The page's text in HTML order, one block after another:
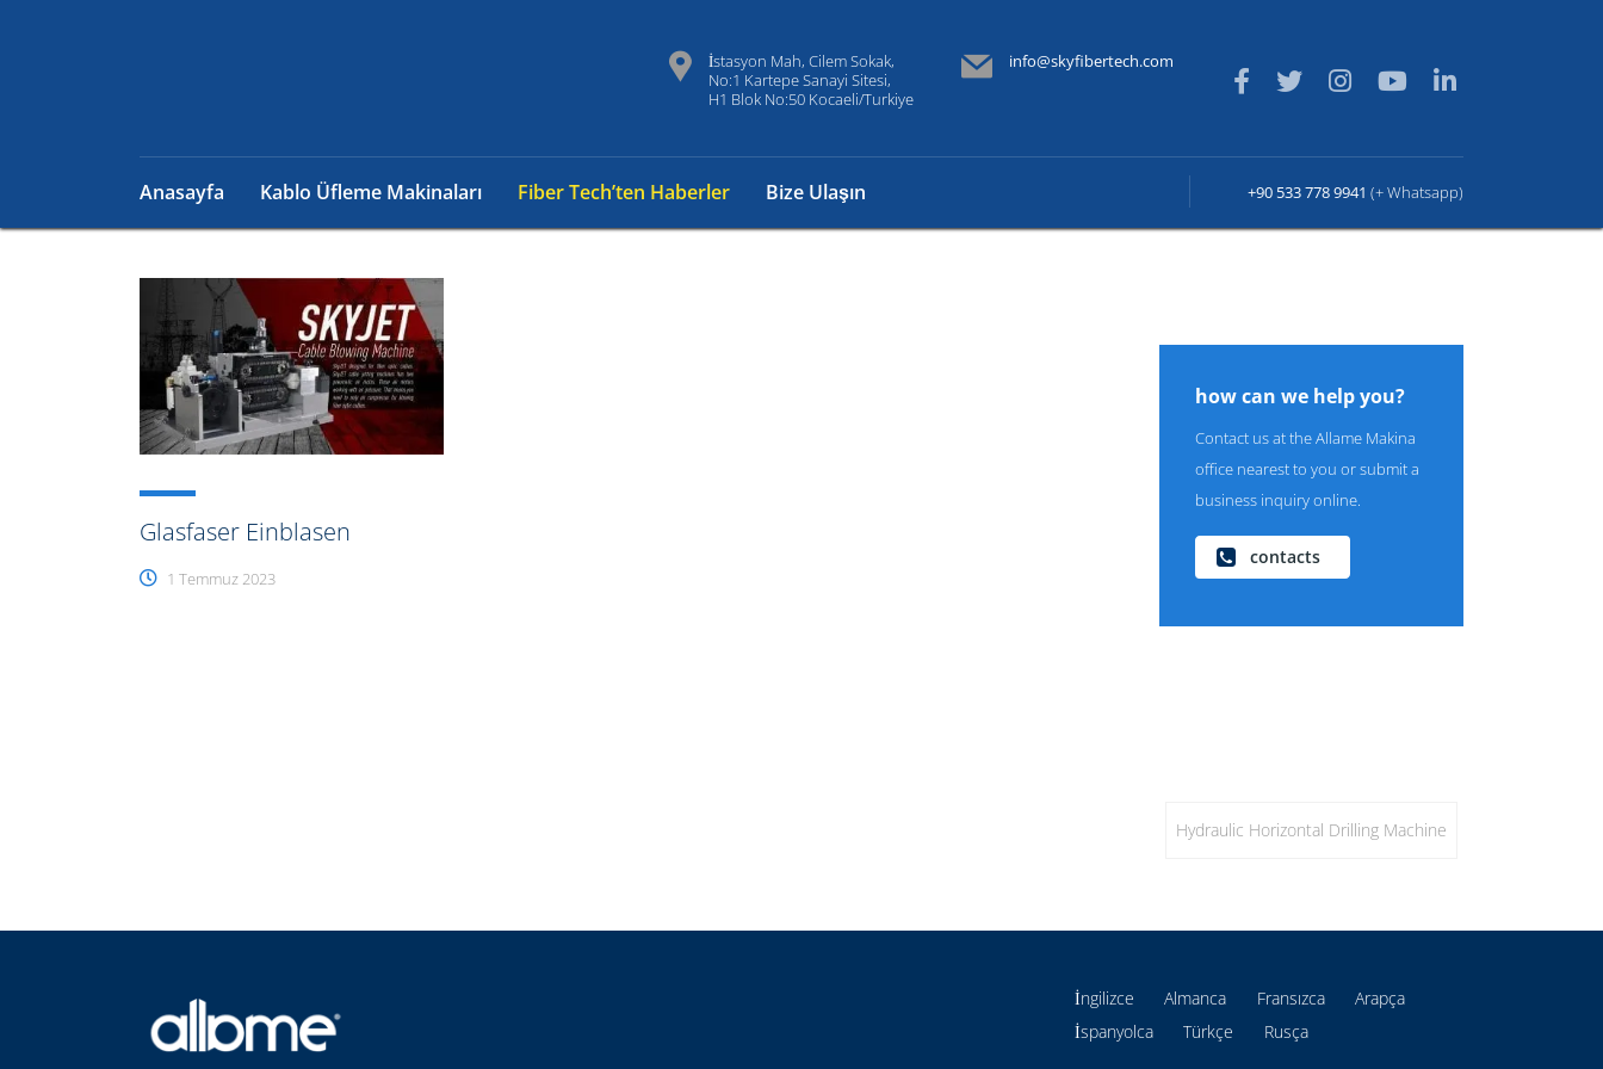
İstasyon Mah, Cilem Sokak,
No:1 Kartepe Sanayi Sitesi,
H1 Blok No:50 Kocaeli/Turkiye
info@skyfibertech.com
Anasayfa Kablo Üfleme Makinaları Fiber Tech’ten Haberler Bize Ulaşın +90 533 778 9941 (+ Whatsapp)
Glasfaser Einblasen
1 Temmuz 2023
how can we help you?
Contact us at the Allame Makina
office nearest to you or submit a
business inquiry online.
contacts
Hydraulic Horizontal Drilling Machine
İngilizce Almanca Fransızca
Arapça
İspanyolca
Türkçe Rusça